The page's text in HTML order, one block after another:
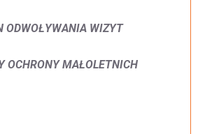
ODWOŁYWANIA WIZYT
OCHRONY MAŁOLETNICH